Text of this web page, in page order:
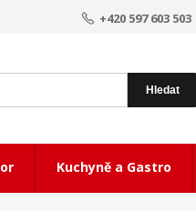
Hledat
+420 597 603 503
Kuchyně a Gastro